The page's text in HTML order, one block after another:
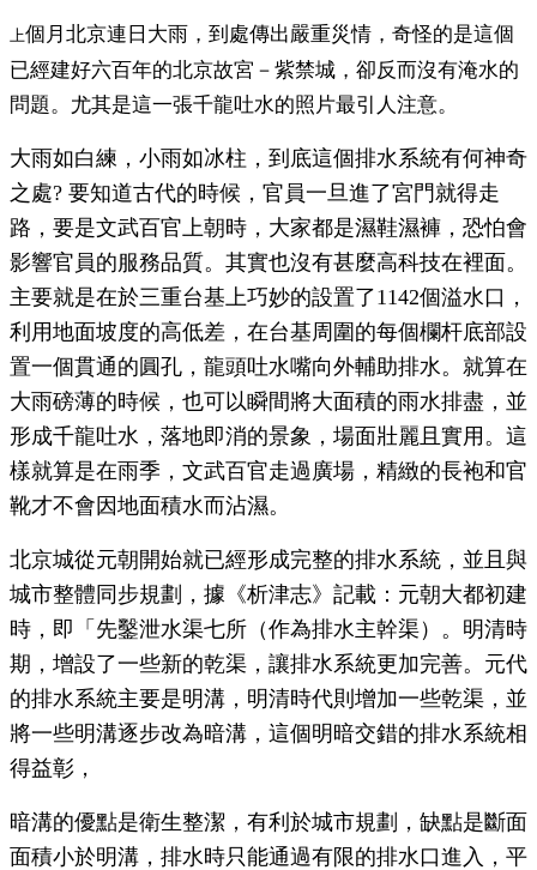
上個月北京連日大雨，到處傳出嚴重災情，奇怪的是這個
已經建好六百年的北京故宮－紫禁城，卻反而沒有淹水的
問題。尤其是這一張千龍吐水的照片最引人注意。
大雨如白練，小雨如冰柱，到底這個排水系統有何神奇
之處? 要知道古代的時候，官員一旦進了宮門就得走
路，要是文武百官上朝時，大家都是濕鞋濕褲，恐怕會
影響官員的服務品質。其實也沒有甚麼高科技在裡面。
主要就是在於三重台基上巧妙的設置了1142個溢水口，
利用地面坡度的高低差，在台基周圍的每個欄杆底部設
置一個貫通的圓孔，龍頭吐水嘴向外輔助排水。就算在
大雨磅薄的時候，也可以瞬間將大面積的雨水排盡，並
形成千龍吐水，落地即消的景象，場面壯麗且實用。這
樣就算是在雨季，文武百官走過廣場，精緻的長袍和官
靴才不會因地面積水而沾濕。
北京城從元朝開始就已經形成完整的排水系統，並且與
城市整體同步規劃，據《析津志》記載：元朝大都初建
時，即「先鑿泄水渠七所（作為排水主幹渠）。明清時
期，增設了一些新的乾渠，讓排水系統更加完善。元代
的排水系統主要是明溝，明清時代則增加一些乾渠，並
將一些明溝逐步改為暗溝，這個明暗交錯的排水系統相
得益彰，
暗溝的優點是衛生整潔，有利於城市規劃，缺點是斷面
面積小於明溝，排水時只能通過有限的排水口進入，平